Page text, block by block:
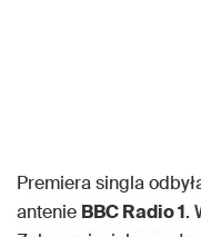
Premiera singla
antenie BBC Radio 1.